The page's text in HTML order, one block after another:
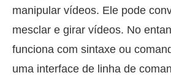
manipular vídeos. Ele pode
mesclar e girar vídeos. No
funciona com sintaxe ou
uma interface de linha de